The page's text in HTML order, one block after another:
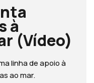
à
(Vídeo)
linha de apoio à
ao mar.